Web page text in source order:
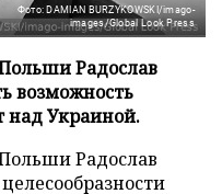
Фото: DAMIAN BURZYKOWSKI/imago-
images/Global Look Press
Радослав
возможность
над Украиной.
Радослав